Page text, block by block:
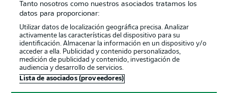
© 2026 Bundesliga-Gruppe GmbH
Tanto nosotros como nuestros asociados tratamos los
datos para proporcionar:
Utilizar datos de localización geográfica precisa. Analizar
activamente las características del dispositivo para su
identificación. Almacenar la información en un dispositivo y/o
acceder a ella. Publicidad y contenido personalizados,
medición de publicidad y contenido, investigación de
audiencia y desarrollo de servicios.
Lista de asociados (proveedores)